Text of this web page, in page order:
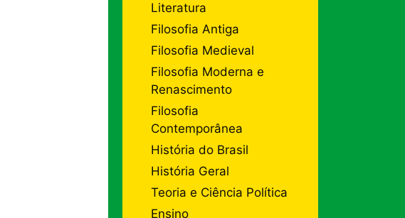
Literatura
Filosofia Antiga
Filosofia Medieval
Filosofia Moderna e
Renascimento
Filosofia
Contemporânea
História do Brasil
História Geral
Teoria e Ciência Política
Ensino